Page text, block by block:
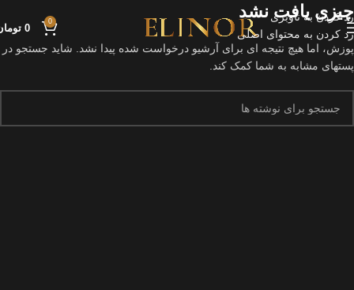
رد کردن به ناوبری
رد کردن به محتوای اصلی
0
0
چیزی یافت نشد
پوزش، اما هیچ نتیجه ای برای آرشیو درخواست شده پیدا نشد. شاید جستجو در
پستهای مشابه به شما کمک کند.